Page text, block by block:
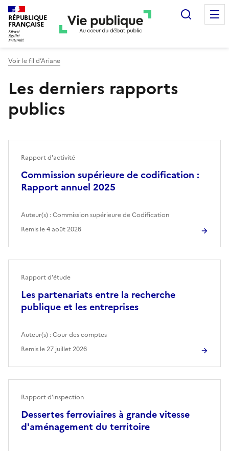
RÉPUBLIQUE
FRANÇAISE
Voir le fil d’Ariane
Les derniers rapports
publics
Commission supérieure de codification :
Rapport annuel 2025
Rapport d'activité
Auteur(s) :Commission supérieure de Codification
Remis le4 août 2026
Les partenariats entre la recherche
publique et les entreprises
Rapport d'étude
Auteur(s) :Cour des comptes
Remis le27 juillet 2026
Dessertes ferroviaires à grande vitesse
d'aménagement du territoire
Rapport d'inspection